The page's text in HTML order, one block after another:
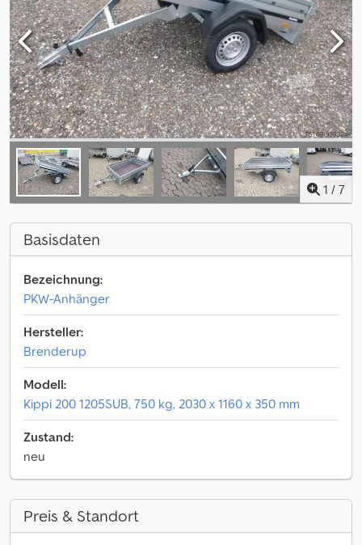
1 / 7
Basisdaten
Bezeichnung:
PKW-Anhänger
Hersteller:
Brenderup
Modell:
Kippi 200 1205SUB, 750 kg, 2030 x 1160 x 350 mm
Zustand:
neu
Preis & Standort